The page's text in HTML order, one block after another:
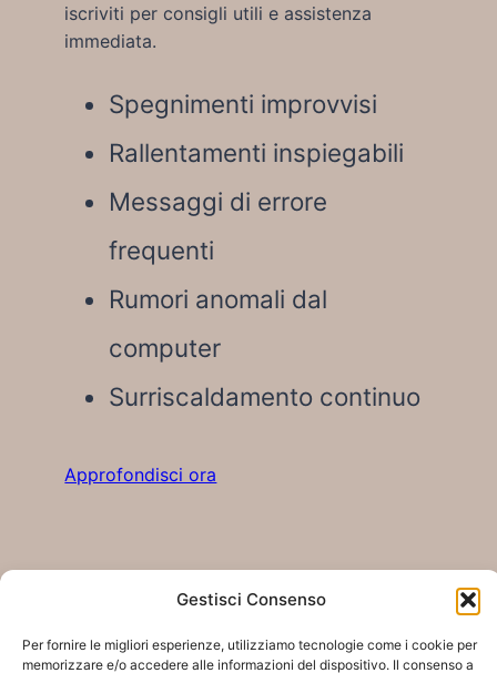
Gestisci Consenso
Per fornire le migliori esperienze, utilizziamo tecnologie come i cookie per
memorizzare e/o accedere alle informazioni del dispositivo. Il consenso a
iscriviti per consigli utili e assistenza
immediata.
Spegnimenti improvvisi
Rallentamenti inspiegabili
Messaggi di errore
frequenti
Rumori anomali dal
computer
Surriscaldamento continuo
Approfondisci ora
Cristoforo Frasca
Vedi la biografia completa